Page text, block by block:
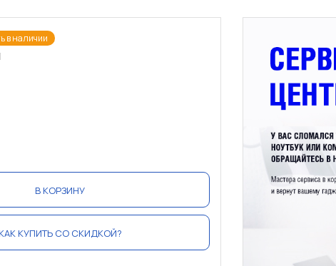
в наличии
В КОРЗИНУ
КАК КУПИТЬ СО СКИДКОЙ?